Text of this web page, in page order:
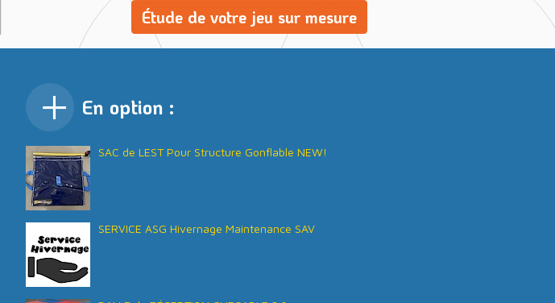
Étude de votre jeu sur mesure
En option :
SAC de LEST Pour Structure Gonflable NEW!
SERVICE ASG Hivernage Maintenance SAV